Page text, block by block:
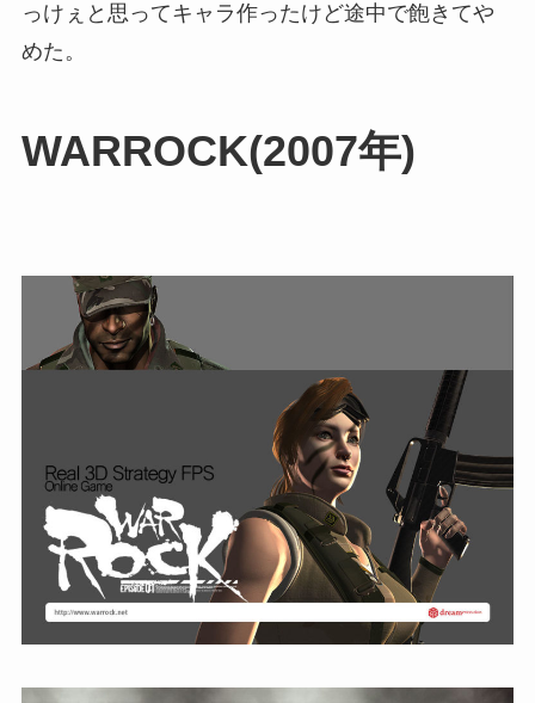
っけぇと思ってキャラ作ったけど途中で飽きてや
めた。
WARROCK(2007年)